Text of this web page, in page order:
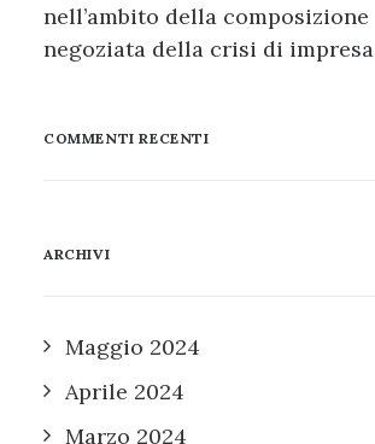
nell’ambito della composizione
negoziata della crisi di impresa
COMMENTI RECENTI
ARCHIVI
Maggio 2024
Aprile 2024
Marzo 2024